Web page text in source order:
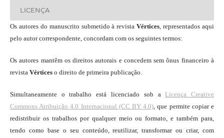
LICENÇA
Os autores do manuscrito submetido à revistaVértices, representados aqui
pelo autor correspondente, concordam com os seguintes termos:
Os autores mantêm os direitos autorais e concedem sem ônus financeiro à
revista Vértices o direito de primeira publicação.
Simultaneamente o trabalho está licenciado sob a Licença Creative
Commons Atribuição 4.0 Internacional (CC BY 4.0), que permite copiar e
redistribuir os trabalhos por qualquer meio ou formato, e também para,
tendo como base o seu conteúdo, reutilizar, transformar ou criar, com